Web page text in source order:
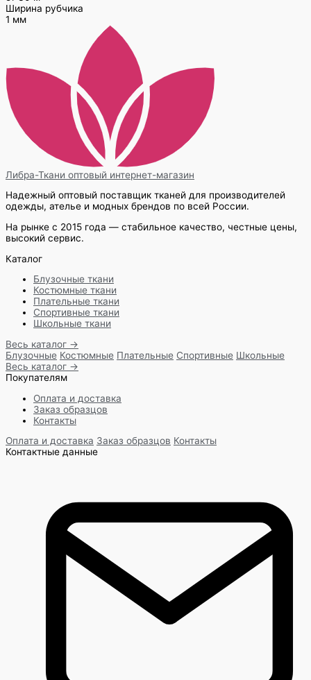
Ширина рубчика
1 мм
Либра-Ткани оптовый интернет-магазин
Надежный оптовый поставщик тканей для производителей
одежды, ателье и модных брендов по всей России.
На рынке с 2015 года — стабильное качество, честные цены,
высокий сервис.
Каталог
Блузочные ткани
Костюмные ткани
Плательные ткани
Спортивные ткани
Школьные ткани
Весь каталог →
Блузочные Костюмные Плательные Спортивные Школьные
Весь каталог →
Покупателям
Оплата и доставка
Заказ образцов
Контакты
Оплата и доставка Заказ образцов Контакты
Контактные данные